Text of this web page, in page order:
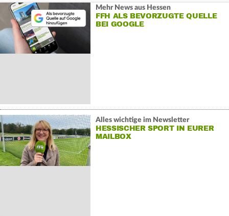
Mehr News aus Hessen
FFH ALS BEVORZUGTE QUELLE
BEI GOOGLE
Alles wichtige im Newsletter
HESSISCHER SPORT IN EURER
MAILBOX